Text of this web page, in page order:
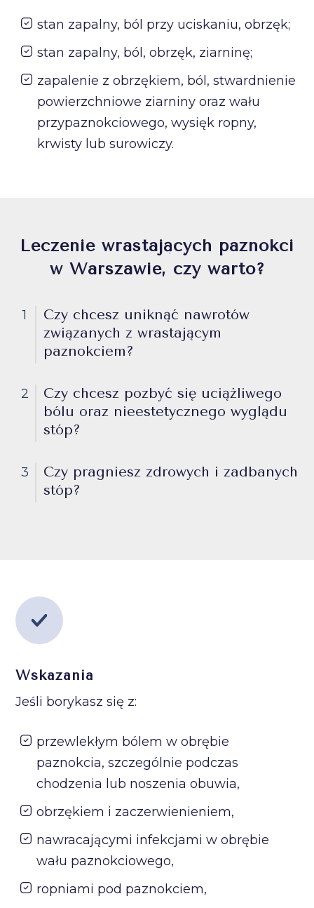
stan zapalny, ból przy uciskaniu, obrzęk;
stan zapalny, ból, obrzęk, ziarninę;
zapalenie z obrzękiem, ból, stwardnienie
powierzchniowe ziarniny oraz wału
przypaznokciowego, wysięk ropny,
krwisty lub surowiczy.
Leczenie wrastających paznokci
w Warszawie, czy warto?
1
Czy chcesz uniknąć nawrotów
związanych z wrastającym
paznokciem?
2
Czy chcesz pozbyć się uciążliwego
bólu oraz nieestetycznego wyglądu
stóp?
3
Czy pragniesz zdrowych i zadbanych
stóp?
Wskazania
Jeśli borykasz się z:
przewlekłym bólem w obrębie
paznokcia, szczególnie podczas
chodzenia lub noszenia obuwia,
obrzękiem i zaczerwienieniem,
nawracającymi infekcjami w obrębie
wału paznokciowego,
ropniami pod paznokciem,